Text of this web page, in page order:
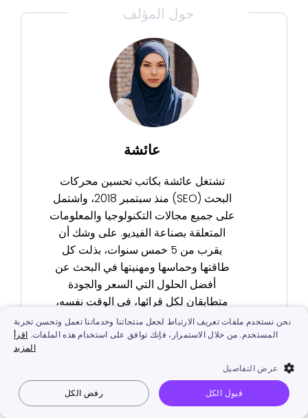
حول المؤلف
عائشة
تشتغل عائشة بكاتب تحسين محركات
البحث (SEO) منذ سبتمبر 2018، واشتمل
على جميع مجالات التكنولوجيا والمعلومات
المتعلقة بصناعة الفيديو. على وشك أن
يقرب من 5 خمس سنوات، بذلت كل
طاقتها وحماسها ومهنيتها في البحث عن
أفضل الحلول التي السعر والجودة
متطابقان لكل قرائها، في الوقت نفسه،
الإصرار على موقف موضوعي وأسلوب
عملي في العمل.
Vidnoz AI جعل الصورة تتكلم صورة إلى فيديو نص إلى فيديو
نحن نستخدم ملفات تعريف الارتباط لجعل منتجاتنا وخدماتنا تعمل وتحسن تجربة
المستخدم. من خلال الاستمرار، فإنك توافق على استخدام هذه الملفات. اقرأ
المزيد
عرض التفاصيل
قبول الكل رفض الكل